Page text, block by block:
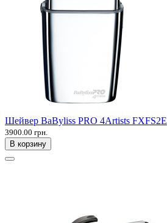
Шейвер BaByliss PRO 4Artists FXFS2E
3900.00 грн.
В корзину